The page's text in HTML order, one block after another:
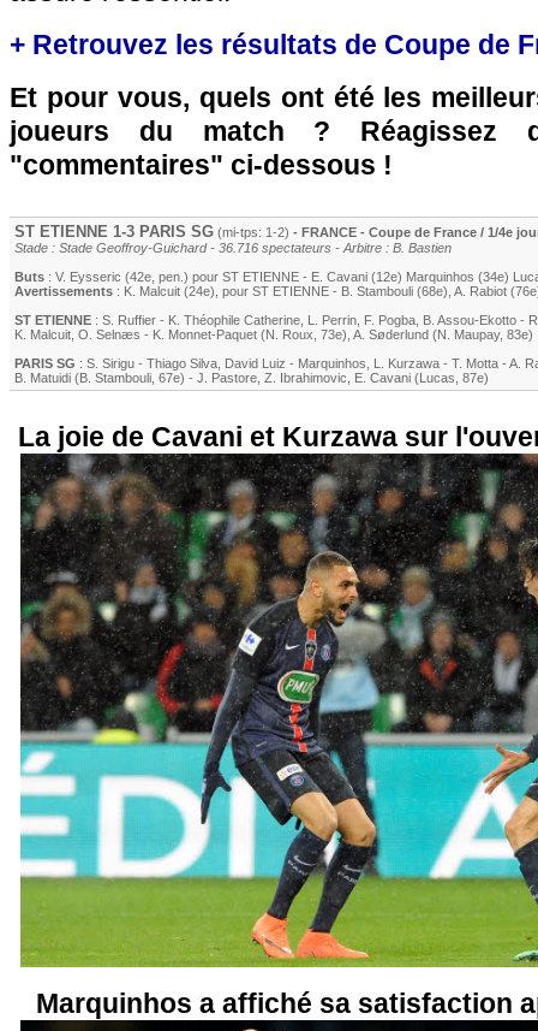
+ Retrouvez les résultats de Coupe de
Et pour vous, quels ont été les
joueurs du match ? Réagissez
"commentaires" ci-dessous !
ST ETIENNE 1-3 PARIS SG (mi-tps: 1-2) - FRANCE - Coupe de France / 1/4e
Stade : Stade Geoffroy-Guichard - 36.716 spectateurs - Arbitre : B. Bastien
Buts : V. Eysseric (42e, pen.) pour ST ETIENNE - E. Cavani (12e) Marquinhos (34e)
Avertissements : K. Malcuit (24e) , pour ST ETIENNE - B. Stambouli (68e) A. Rabiot
ST ETIENNE : S. Ruffier - K. Théophile Catherine L. Perrin F. Pogba B. Assou-Ekotto -
K. Malcuit O. Selnæs - K. Monnet-Paquet (N. Roux , 73e) A. Søderlund (N. Maupay, 83e)
PARIS SG : S. Sirigu - Thiago Silva David Luiz - Marquinhos L. Kurzawa - T. Motta - A.
B. Matuidi (B. Stambouli , 67e) - J. Pastore Z. Ibrahimovic E. Cavani (Lucas , 87e)
La joie de Cavani et Kurzawa sur
Marquinhos a affiché sa satisfaction